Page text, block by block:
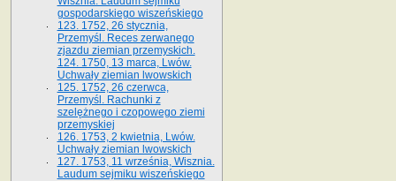
gospodarskiego wiszeńskiego
123. 1752, 26 stycznia,
Przemyśl. Reces zerwanego
zjazdu ziemian przemyskich.
124. 1750, 13 marca, Lwów.
Uchwały ziemian lwowskich
125. 1752, 26 czerwca,
Przemyśl. Rachunki z
szelężnego i czopowego ziemi
przemyskiej
126. 1753, 2 kwietnia, Lwów.
Uchwały ziemian lwowskich
127. 1753, 11 września, Wisznia.
Laudum sejmiku wiszeńskiego